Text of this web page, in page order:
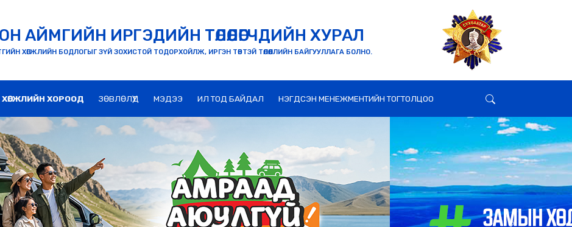
АЙМГИЙН ИРГЭДИЙН ТӨЛӨӨЛӨГЧДИЙН ХУРАЛ
ХӨГЖЛИЙН БОДЛОГЫГ ЗҮЙ ЗОХИСТОЙ ТОДОРХОЙЛЖ, ИРГЭН ТӨВТЭЙ ТӨЛӨӨЛЛИЙН БАЙГУУЛЛАГА БОЛНО.
ХӨГЖЛИЙН ХОРООД ЗӨВЛӨЛҮҮД МЭДЭЭ ИЛ ТОД БАЙДАЛ НЭГДСЭН МЕНЕЖМЕНТИЙН ТОГТОЛЦОО